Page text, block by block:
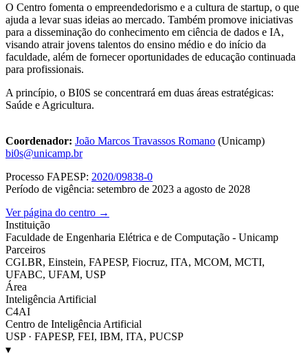
O Centro fomenta o empreendedorismo e a cultura de startup, o que
ajuda a levar suas ideias ao mercado. Também promove iniciativas
para a disseminação do conhecimento em ciência de dados e IA,
visando atrair jovens talentos do ensino médio e do início da
faculdade, além de fornecer oportunidades de educação continuada
para profissionais.
A princípio, o BI0S se concentrará em duas áreas estratégicas:
Saúde e Agricultura.
Coordenador: João Marcos Travassos Romano (Unicamp)
bi0s@unicamp.br
Processo FAPESP: 2020/09838-0
Período de vigência: setembro de 2023 a agosto de 2028
Ver página do centro →
Instituição
Faculdade de Engenharia Elétrica e de Computação - Unicamp
Parceiros
CGI.BR, Einstein, FAPESP, Fiocruz, ITA, MCOM, MCTI,
UFABC, UFAM, USP
Área
Inteligência Artificial
C4AI
Centro de Inteligência Artificial
USP · FAPESP, FEI, IBM, ITA, PUCSP
▾